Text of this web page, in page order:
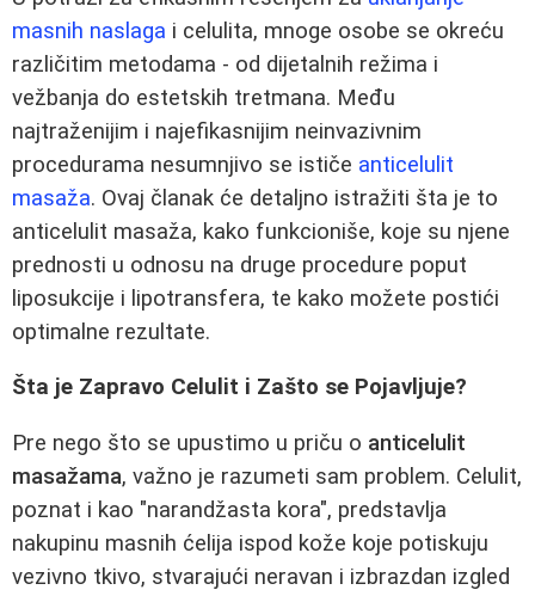
masnih naslaga i celulita, mnoge osobe se okreću
različitim metodama - od dijetalnih režima i
vežbanja do estetskih tretmana. Među
najtraženijim i najefikasnijim neinvazivnim
procedurama nesumnjivo se ističe anticelulit
masaža. Ovaj članak će detaljno istražiti šta je to
anticelulit masaža, kako funkcioniše, koje su njene
prednosti u odnosu na druge procedure poput
liposukcije i lipotransfera, te kako možete postići
optimalne rezultate.
Šta je Zapravo Celulit i Zašto se Pojavljuje?
Pre nego što se upustimo u priču o anticelulit
masažama, važno je razumeti sam problem. Celulit,
poznat i kao "narandžasta kora", predstavlja
nakupinu masnih ćelija ispod kože koje potiskuju
vezivno tkivo, stvarajući neravan i izbrazdan izgled